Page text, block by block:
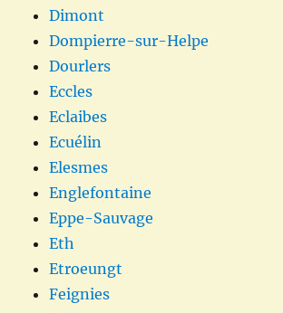
Dimont
Dompierre-sur-Helpe
Dourlers
Eccles
Eclaibes
Ecuélin
Elesmes
Englefontaine
Eppe-Sauvage
Eth
Etroeungt
Feignies